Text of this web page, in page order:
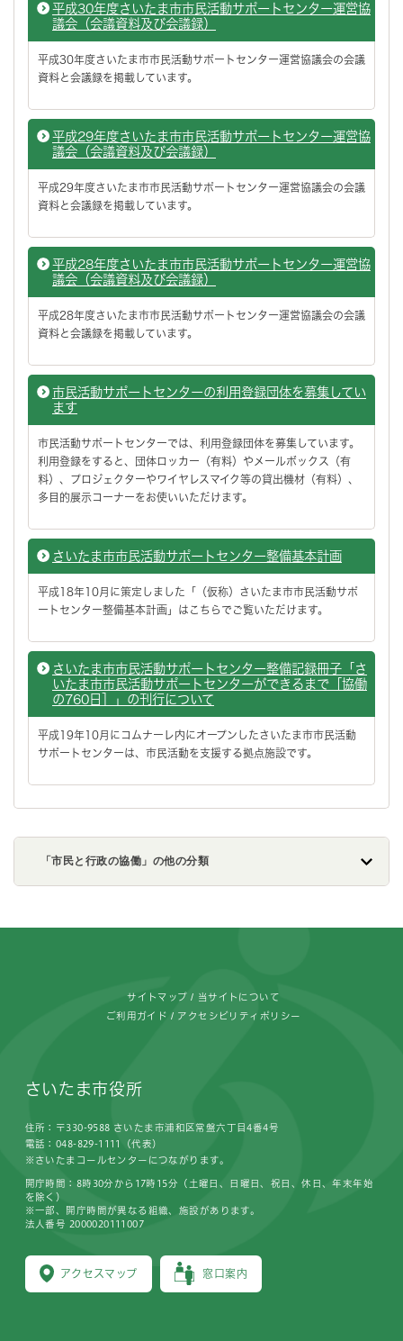
平成30年度さいたま市市民活動サポートセンター運営協
議会（会議資料及び会議録）
平成30年度さいたま市市民活動サポートセンター運営協議会の会議
資料と会議録を掲載しています。
平成29年度さいたま市市民活動サポートセンター運営協
議会（会議資料及び会議録）
平成29年度さいたま市市民活動サポートセンター運営協議会の会議
資料と会議録を掲載しています。
平成28年度さいたま市市民活動サポートセンター運営協
議会（会議資料及び会議録）
平成28年度さいたま市市民活動サポートセンター運営協議会の会議
資料と会議録を掲載しています。
市民活動サポートセンターの利用登録団体を募集してい
ます
市民活動サポートセンターでは、利用登録団体を募集しています。
利用登録をすると、団体ロッカー（有料）やメールボックス（有
料）、プロジェクターやワイヤレスマイク等の貸出機材（有料）、
多目的展示コーナーをお使いいただけます。
さいたま市市民活動サポートセンター整備基本計画
平成18年10月に策定しました「（仮称）さいたま市市民活動サポ
ートセンター整備基本計画」はこちらでご覧いただけます。
さいたま市市民活動サポートセンター整備記録冊子「さ
いたま市市民活動サポートセンターができるまで［協働
の760日］」の刊行について
平成19年10月にコムナーレ内にオープンしたさいたま市市民活動
サポートセンターは、市民活動を支援する拠点施設です。
「市民と行政の協働」の他の分類
サイトマップ 当サイトについて
ご利用ガイド アクセシビリティポリシー
さいたま市役所
住所：〒330-9588 さいたま市浦和区常盤六丁目4番4号
電話：048-829-1111（代表）
※さいたまコールセンターにつながります。
アクセスマップ 窓口案内
開庁時間：8時30分から17時15分（土曜日、日曜日、祝日、休日、年末年始
を除く）
※一部、開庁時間が異なる組織、施設があります。
法人番号 2000020111007